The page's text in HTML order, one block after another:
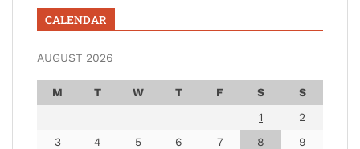
CALENDAR
AUGUST 2026
M T W T F S
S
1
2
3
4 5 6 7 8
9